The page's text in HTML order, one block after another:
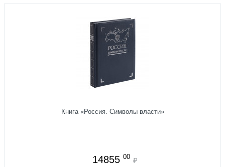
Книга «Россия. Символы власти»
14855 00 ₽